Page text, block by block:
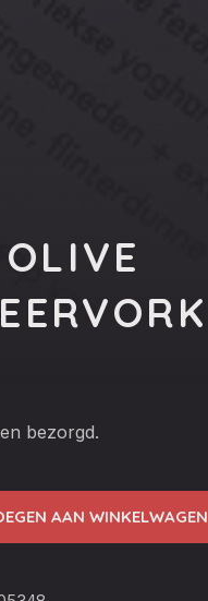
bezorgd.
AAN WINKELWAGEN